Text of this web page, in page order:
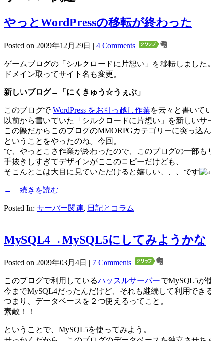
やっとWordPressの移転が終わった
Posted on 2009年12月29日 | 4 Comments|
ゲームブログの「シルクロードに片想い」を移転しました。
ドメイン取ってサイト名も変更。
新しいブログ→「 にくきゅう☆うぇぶ 」
このブログでWordPress をお引っ越し作業を云々と書いて
以前から書いていた「シルクロードに片想い」を新しいサ
この際だからこのブログのMMORPGカテゴリーに突っ込
ということをやったのね。今回。
で、やっとこさ作業が終わったので、このブログの一部も
手抜きしすぎてデザインがここのコピーだけども、
そこんとこは大目に見ていただけると嬉しい、、、です
→ 続きを読む
Posted In: サーバー関連, 日記とコラム
MySQL4→MySQL5にしてみようかな
Posted on 2009年03月4日 | 7 Comments|
このブログで利用しているハッスルサーバーでMySQL5が
今までMySQL4だったんだけど、それも継続して利用できる
つまり、データベースを２つ使えるってこと。
素敵！！
ということで、MySQL5を使ってみよう。